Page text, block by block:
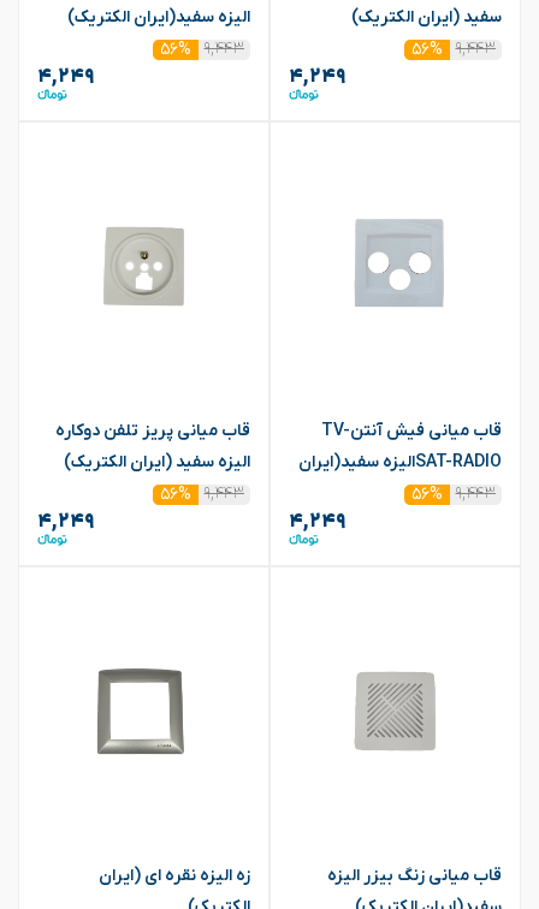
سفید (ایران الکتریک)
۹,۴۴۳
۵۶%
۴,۲۴۹
الیزه سفید(ایران الکتریک)
۹,۴۴۳
۵۶%
۴,۲۴۹
قاب میانی فیش آنتنTV-
SAT-RADIOالیزه سفید(ایران
الکتریک)
۹,۴۴۳ ۵۶%
۴,۲۴۹
قاب میانی پریز تلفن دوکاره
الیزه سفید (ایران الکتریک)
۹,۴۴۳
۵۶%
۴,۲۴۹
قاب میانی زنگ بیزر الیزه
زه الیزه نقره ای (ایران